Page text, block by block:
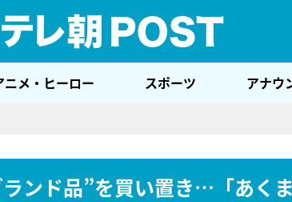
ニメ・ヒーロー スポーツ アナウ
ンド品”を買い置き…「あくま